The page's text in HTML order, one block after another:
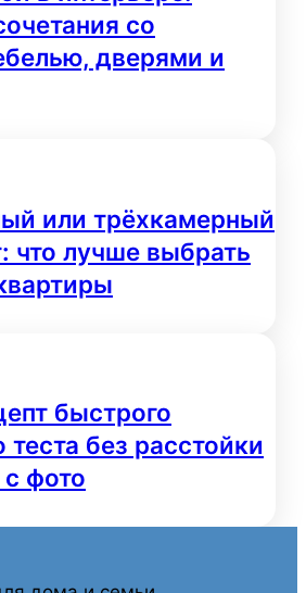
со
дверями и
или трёхкамерный
что лучше выбрать
быстрого
без расстойки
фото